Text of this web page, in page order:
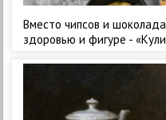
Вместо чипсов и
здоровью и фигуре -